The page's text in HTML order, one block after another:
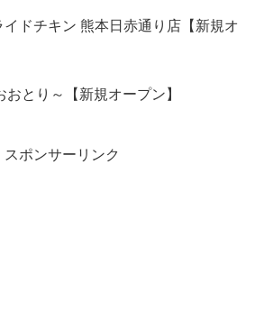
ドチキン 熊本日赤通り店【新規オ
とり～【新規オープン】
スポンサーリンク